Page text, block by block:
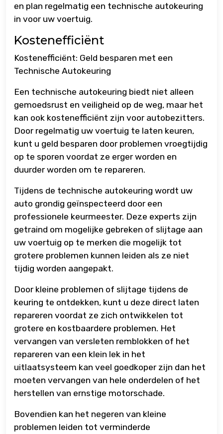
en plan regelmatig een technische autokeuring
in voor uw voertuig.
Kostenefficiënt
Kostenefficiënt: Geld besparen met een
Technische Autokeuring
Een technische autokeuring biedt niet alleen
gemoedsrust en veiligheid op de weg, maar het
kan ook kostenefficiënt zijn voor autobezitters.
Door regelmatig uw voertuig te laten keuren,
kunt u geld besparen door problemen vroegtijdig
op te sporen voordat ze erger worden en
duurder worden om te repareren.
Tijdens de technische autokeuring wordt uw
auto grondig geïnspecteerd door een
professionele keurmeester. Deze experts zijn
getraind om mogelijke gebreken of slijtage aan
uw voertuig op te merken die mogelijk tot
grotere problemen kunnen leiden als ze niet
tijdig worden aangepakt.
Door kleine problemen of slijtage tijdens de
keuring te ontdekken, kunt u deze direct laten
repareren voordat ze zich ontwikkelen tot
grotere en kostbaardere problemen. Het
vervangen van versleten remblokken of het
repareren van een klein lek in het
uitlaatsysteem kan veel goedkoper zijn dan het
moeten vervangen van hele onderdelen of het
herstellen van ernstige motorschade.
Bovendien kan het negeren van kleine
problemen leiden tot verminderde